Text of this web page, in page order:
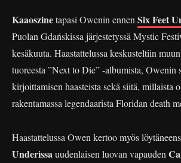
Kaaoszinetapasi Owenin ennen Six Feet
Puolan Gdańskissa järjestetyssä Mystic
kesäkuuta. Haastattelussa keskusteltiin
tuoreesta ”Next to Die” -albumista, Owenin
kirjoittamisen haasteista sekä siitä, millaista
rakentamassa legendaarista Floridan death
Haastattelussa Owen kertoo myös
Underissauudenlaisen luovan vapauden